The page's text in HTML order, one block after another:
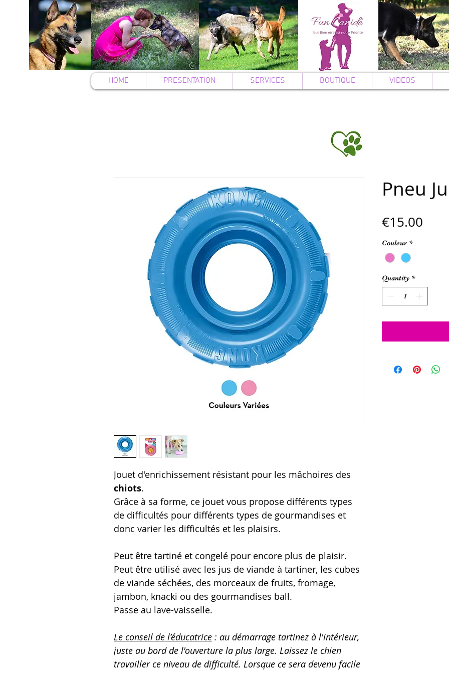
HOME PRESENTATION SERVICES BOUTIQUE VIDEOS
Jouet d'enrichissement résistant pour les mâchoires des
chiots.
Grâce à sa forme, ce jouet vous propose différents types
de difficultés pour différents types de gourmandises et
donc varier les difficultés et les plaisirs.
Peut être tartiné et congelé pour encore plus de plaisir.
Peut être utilisé avec les jus de viande à tartiner, les cubes
de viande séchées, des morceaux de fruits, fromage,
jambon, knacki ou des gourmandises ball.
Passe au lave-vaisselle.
Le conseil de l’éducatrice : au démarrage tartinez à l'intérieur,
juste au bord de l'ouverture la plus large. Laissez le chien
travailler ce niveau de difficulté. Lorsque ce sera devenu facile
Pneu
€15.00
Couleur *
Quantity *